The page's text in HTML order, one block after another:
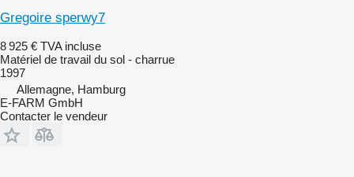
Gregoire sperwy7
8 925 € TVA incluse
Matériel de travail du sol - charrue
1997
Allemagne, Hamburg
E-FARM GmbH
Contacter le vendeur